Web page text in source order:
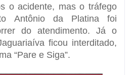
o acidente, mas o tráfego
Antônio da Platina foi
do atendimento. Já o
ficou interditado,
“Pare e Siga”.